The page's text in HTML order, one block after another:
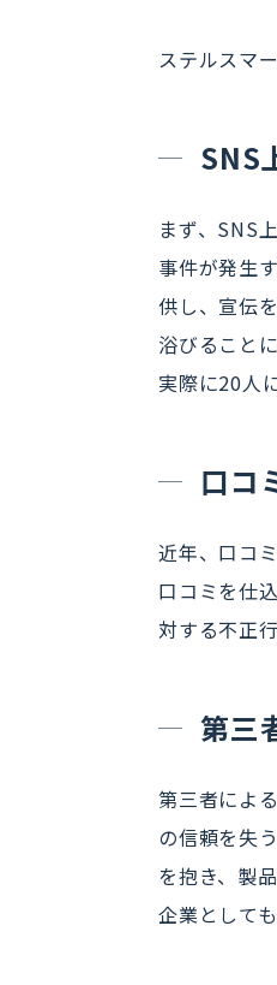
ステルスマ
SNS
まず、SNS
事件が発生
供し、宣伝
浴びること
実際に20人
口コ
近年、口コ
口コミを仕
対する不正
第三
第三者によ
の信頼を失
を抱き、製
企業として